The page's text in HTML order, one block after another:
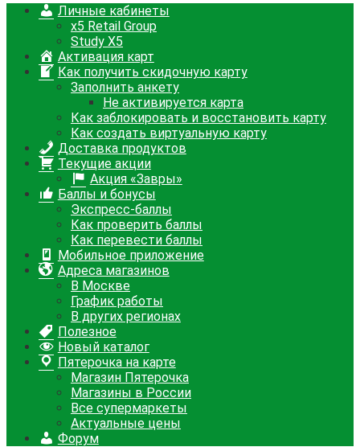
Личные кабинеты
x5 Retail Group
Study X5
Активация карт
Как получить скидочную карту
Заполнить анкету
Не активируется карта
Как заблокировать и восстановить карту
Как создать виртуальную карту
Доставка продуктов
Текущие акции
Акция «Завры»
Баллы и бонусы
Экспресс-баллы
Как проверить баллы
Как перевести баллы
Мобильное приложение
Адреса магазинов
В Москве
График работы
В других регионах
Полезное
Новый каталог
Пятерочка на карте
Магазин Пятерочка
Магазины в России
Все супермаркеты
Актуальные цены
Форум